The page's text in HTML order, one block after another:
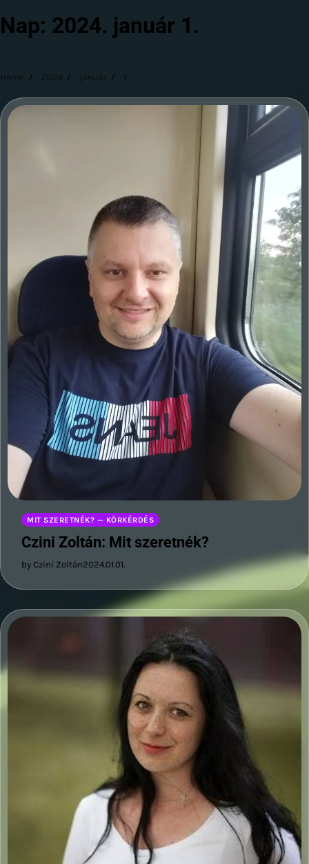
Nap: 2024. január 1.
Home 2024 január 1
MIT SZERETNÉK? — KÖRKÉRDÉS
Czini Zoltán: Mit szeretnék?
by Czini Zoltán2024.01.01.